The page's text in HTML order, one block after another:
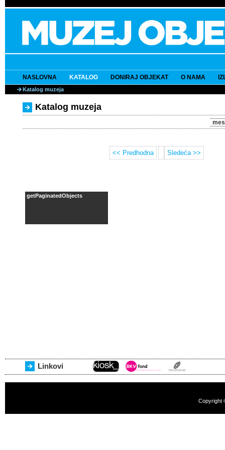
NASLOVNA KATALOG DONIRAJ OBJEKAT O NAMA
Katalog muzeja
Katalog muzeja
getPaginatedObjects
<< Predhodna Sledeća >>
Linkovi
Copyright